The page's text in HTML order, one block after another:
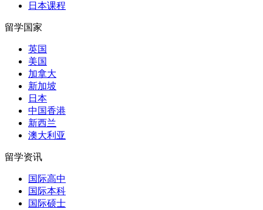
日本课程
留学国家
英国
美国
加拿大
新加坡
日本
中国香港
新西兰
澳大利亚
留学资讯
国际高中
国际本科
国际硕士